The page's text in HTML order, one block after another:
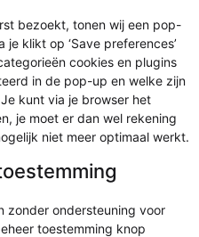
bezoekt, tonen wij een pop-
klikt op ‘Save preferences’
cookies en plugins
in de pop-up en welke zijn
kunt via je browser het
je moet er dan wel rekening
niet meer optimaal werkt.
zonder ondersteuning voor
toestemming knop